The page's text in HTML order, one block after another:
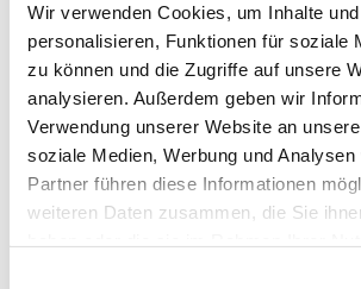
Wir verwenden Cookies, um Inhalte
personalisieren, Funktionen für soziale
zu können und die Zugriffe auf unsere
analysieren. Außerdem geben wir
Verwendung unserer Website an
soziale Medien, Werbung und
Partner führen diese Informationen
weiteren Daten zusammen, die Sie